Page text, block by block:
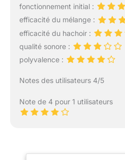
fonctionnement initial :
efficacité du mélange :
efficacité du hachoir :
qualité sonore :
polyvalence :
Notes des utilisateurs 4/5
Note de 4 pour 1 utilisateurs